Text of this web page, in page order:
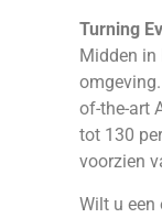
Turning
Midden in
of-the-art
tot 130
voorzien
Wilt u een